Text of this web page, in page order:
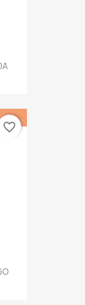
favorite_border